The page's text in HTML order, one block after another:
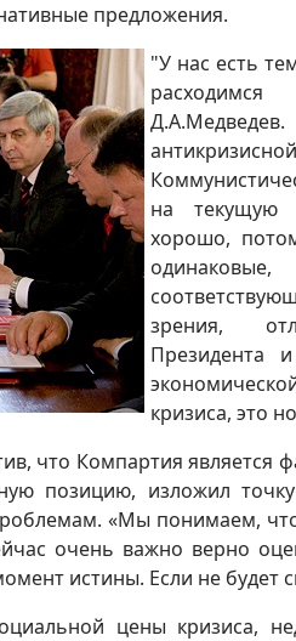
предложения.
"У нас есть
на текущую
хорошо,
зрения,
Президента
кризиса, это
что Компартия является
позицию, изложил
«Мы понимаем, что
очень важно верно
истины. Если не будет
цены кризиса,